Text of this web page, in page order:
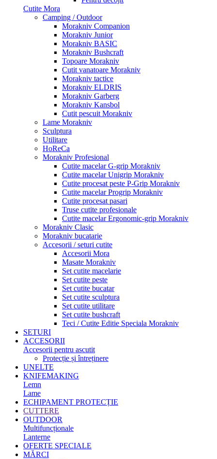
Cutite Mora
Camping / Outdoor
Morakniv Companion
Morakniv Junior
Morakniv BASIC
Morakniv Bushcraft
Topoare Morakniv
Cutit vanatoare Morakniv
Morakniv tactice
Morakniv ELDRIS
Morakniv Garberg
Morakniv Kansbol
Cutit pescuit Morakniv
Lame Morakniv
Sculptura
Utilitare
HoReCa
Morakniv Profesional
Cutite macelar G-grip Morakniv
Cutite macelar Unigrip Morakniv
Cutite procesat peste P-Grip Morakniv
Cutite macelar Progrip Morakniv
Cutite procesat pasari
Truse cutite profesionale
Cutite macelar Ergonomic-grip Morakniv
Morakniv Clasic
Morakniv bucatarie
Accesorii / seturi cutite
Accesorii Mora
Masate Morakniv
Set cutite macelarie
Set cutite peste
Set cutite bucatar
Set cutite sculptura
Set cutite utilitare
Set cutite bushcraft
Teci / Cutite Editie Speciala Morakniv
SETURI
ACCESORII
Accesorii pentru ascutit
Protecție și întreținere
UNELTE
KNIFEMAKING
Lemn
Lame
ECHIPAMENT PROTECȚIE
CUTTERE
OUTDOOR
Multifuncționale
Lanterne
OFERTE SPECIALE
MĂRCI